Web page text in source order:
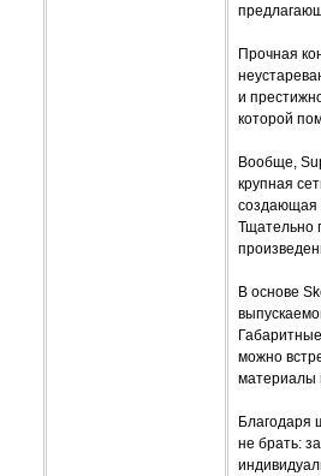
Прочная
и
которой
Вообще,
крупная
создающая
Тщательно
В основе
можно
материалы
Благодаря
не брать: